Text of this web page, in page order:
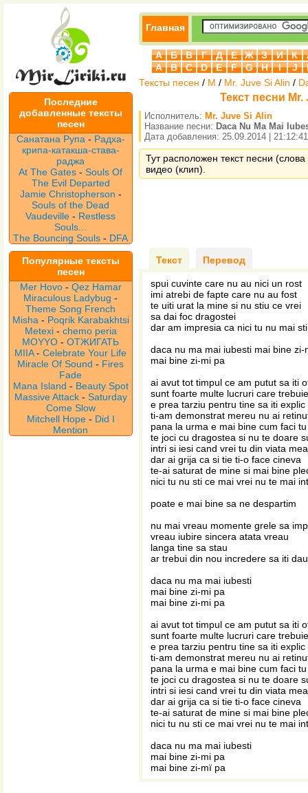
Последние
добавленные тексты
песен
Санатана Рупа - Радха-
крипа-катакша-става-
раджа
At The Gates -Souls Of
The Evil Departed
Jamie Christopherson -
Souls of the Dead
Vaudeville- Restless
Souls...
The Bouncing Souls - DFA
Популярные тексты
песен
Mer Hovo - Qez Hamar
Miraculous Ladybug -
Theme Song French
Misha - Poqrik Karabakhtsi
Metexi - chemo peria
MOYYO -ОТЖИГАТЬ
MIIA-Celebrate Your Life
Miracle Of Sound - Fires
Fade
Mana Island - Beauty Spot
Massive Attack - Saturday
Come Slow
Mitchell Hope - Did I
Mention
Главная
А Б В Г Д Е Ж З И К
A
B C D E F G H I J
Тексты песен / M / Mr. Juve Si Alin /
Текст песни
Исполнитель: Mr. Juve Si Alin
Название песни: Daca Nu Ma Mai
Дата добавления: 25.09.2014 | 21:12:41
Тут расположен текст песни
видео (клип).
Текст Перевод
spui cuvinte care nu au nici un rost
imi atrebi de fapte care nu au fost
te uiti urat la mine si nu stiu ce vrei
sa dai foc dragostei
dar am impresia ca nici tu nu mai
daca nu ma mai iubesti mai bine zi-
mai bine zi-mi pa
ai avut tot timpul ce am putut sa iti
sunt foarte multe lucruri care
e prea tarziu pentru tine sa iti explic
ti-am demonstrat mereu nu ai
pana la urma e mai bine cum faci tu
te joci cu dragostea si nu te doare
intri si iesi cand vrei tu din viata mea
dar ai grija ca si tie ti-o face cineva
te-ai saturat de mine si mai bine
nici tu nu sti ce mai vrei nu te mai
poate e mai bine sa ne despartim
nu mai vreau momente grele sa
vreau iubire sincera atata vreau
langa tine sa stau
ar trebui din nou incredere sa iti dau
daca nu ma mai iubesti
mai bine zi-mi pa
mai bine zi-mi pa
ai avut tot timpul ce am putut sa iti
sunt foarte multe lucruri care
e prea tarziu pentru tine sa iti explic
ti-am demonstrat mereu nu ai
pana la urma e mai bine cum faci tu
te joci cu dragostea si nu te doare
intri si iesi cand vrei tu din viata mea
dar ai grija ca si tie ti-o face cineva
te-ai saturat de mine si mai bine
nici tu nu sti ce mai vrei nu te mai
daca nu ma mai iubesti
mai bine zi-mi pa
mai bine zi-mï pa